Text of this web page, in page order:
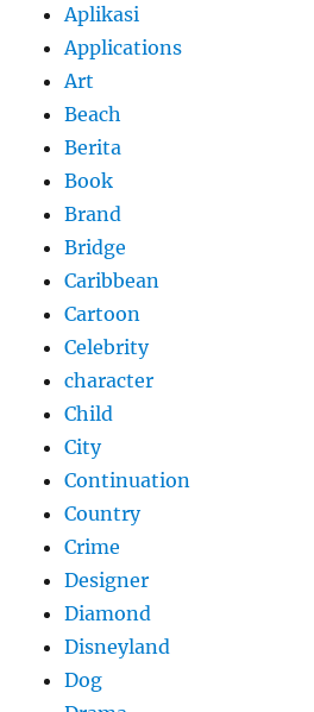
Aplikasi
Applications
Art
Beach
Berita
Book
Brand
Bridge
Caribbean
Cartoon
Celebrity
character
Child
City
Continuation
Country
Crime
Designer
Diamond
Disneyland
Dog